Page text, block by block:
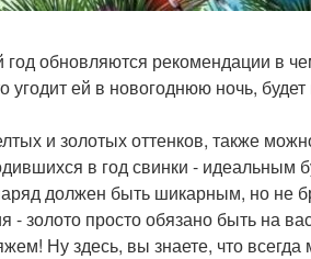
обновляются рекомендации в
ей в новогоднюю ночь, будет
и золотых оттенков, также
в год свинки - идеальным
должен быть шикарным, но не
золото просто обязано быть на
Ну здесь, вы знаете, что